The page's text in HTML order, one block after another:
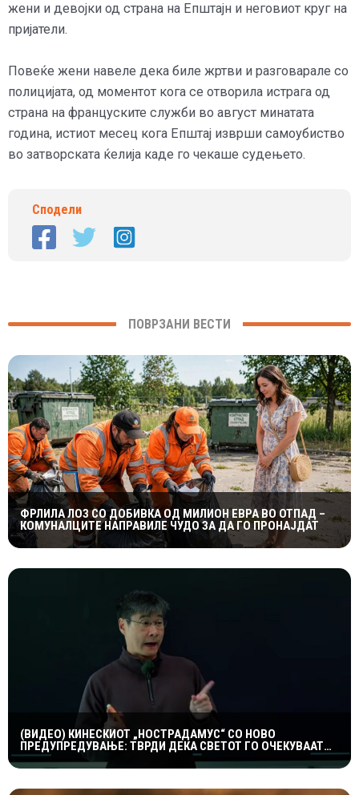
жени и девојки од страна на Епштајн и неговиот круг на
пријатели.
Повеќе жени навеле дека биле жртви и разговарале со
полицијата, од моментот кога се отворила истрага од
страна на француските служби во август минатата
година, истиот месец кога Епштај изврши самоубиство
во затворската ќелија каде го чекаше судењето.
Сподели
ПОВРЗАНИ ВЕСТИ
ФРЛИЛА ЛОЗ СО ДОБИВКА ОД МИЛИОН ЕВРА ВО ОТПАД –
КОМУНАЛЦИТЕ НАПРАВИЛЕ ЧУДО ЗА ДА ГО ПРОНАЈДАТ
(ВИДЕО) КИНЕСКИОТ „НОСТРАДАМУС“ СО НОВО
ПРЕДУПРЕДУВАЊЕ: ТВРДИ ДЕКА СВЕТОТ ГО ОЧЕКУВААТ
ДРАМАТИЧНИ ГЕОПОЛИТИЧКИ ПРОМЕНИ